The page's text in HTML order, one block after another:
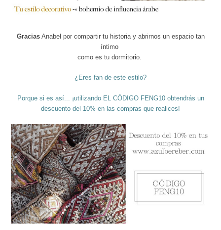
GraciasAnabel por compartir tu historia y abrirnos un espacio tan
íntimo
como es tu dormitorio.
¿Eres fan de este estilo?
Porque si es así... ¡utilizando EL CÓDIGO FENG10 obtendrás un
descuento del 10% en las compras que realices!